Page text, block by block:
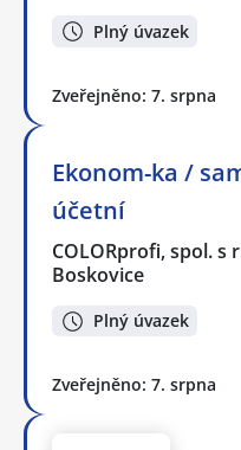
Plný úvazek
Zveřejněno: 7. srpna
Ekonom-ka /
účetní
COLORprofi, spol. s
Boskovice
Plný úvazek
Zveřejněno: 7. srpna